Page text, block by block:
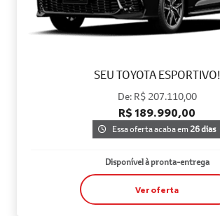
SEU TOYOTA ESPORTIVO!
De: R$ 207.110,00
R$ 189.990,00
Essa oferta acaba em26 dias
Disponível à pronta-entrega
Ver oferta